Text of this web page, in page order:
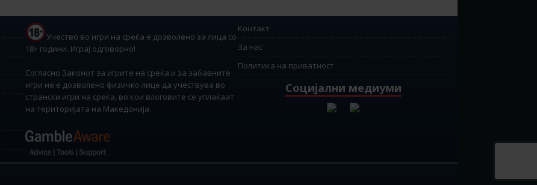
Учество во игри на среќа е дозволено за лица со
18+ години. Играј одговорно!
Согласно Законот за игрите на среќа и за забавните
игри не е дозволено физичко лице да учествува во
странски игри на среќа, во кои влоговите се уплаќаат
на територијата на Македонија.
Контакт
За нас
Политика на приватност
Социјални медиуми